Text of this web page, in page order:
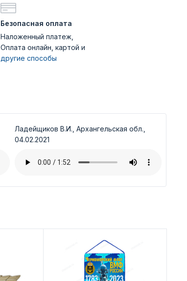
Безопасная оплата
Наложенный платеж,
Оплата онлайн, картой и
другие способы
Ладейщиков В.И., Архангельская обл.,
04.02.2021